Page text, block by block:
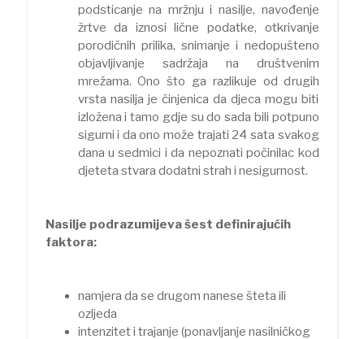
podsticanje na mržnju i nasilje, navođenje
žrtve da iznosi lične podatke, otkrivanje
porodičnih prilika, snimanje i nedopušteno
objavljivanje sadržaja na društvenim
mrežama. Ono što ga razlikuje od drugih
vrsta nasilja je činjenica da djeca mogu biti
izložena i tamo gdje su do sada bili potpuno
sigurni i da ono može trajati 24 sata svakog
dana u sedmici i da nepoznati počinilac kod
djeteta stvara dodatni strah i nesigurnost.
Nasilje podrazumijeva šest definirajućih
faktora:
namjera da se drugom nanese šteta ili
ozljeda
intenzitet i trajanje (ponavljanje nasilničkog